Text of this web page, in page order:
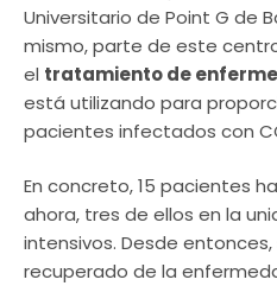
Universitario de Point G de
mismo, parte de este
el tratamiento de
está utilizando para
pacientes infectados con
En concreto, 15 pacientes
ahora, tres de ellos en la
intensivos. Desde
recuperado de la